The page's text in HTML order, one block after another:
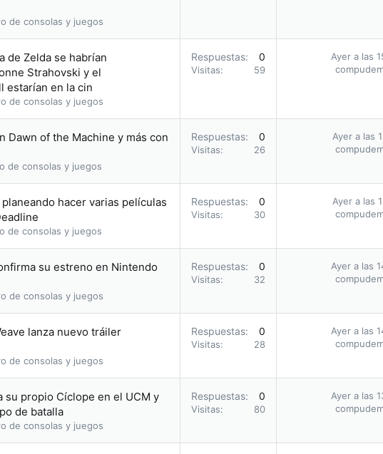
de consolas y juegos
de Zelda se habrían
Strahovski y el
estarían en la cin
de consolas y juegos
Respuestas 0
Visitas 59
Ayer a las
Dawn of the Machine y más con
de consolas y juegos
Respuestas 0
Visitas 26
Ayer a las
hacer varias películas
de consolas y juegos
Respuestas 0
Visitas 30
Ayer a las
su estreno en Nintendo
de consolas y juegos
Respuestas 0
Visitas 32
Ayer a las
lanza nuevo tráiler
de consolas y juegos
Respuestas 0
Visitas 28
Ayer a las
su propio Cíclope en el UCM y
de batalla
de consolas y juegos
Respuestas 0
Visitas 80
Ayer a las